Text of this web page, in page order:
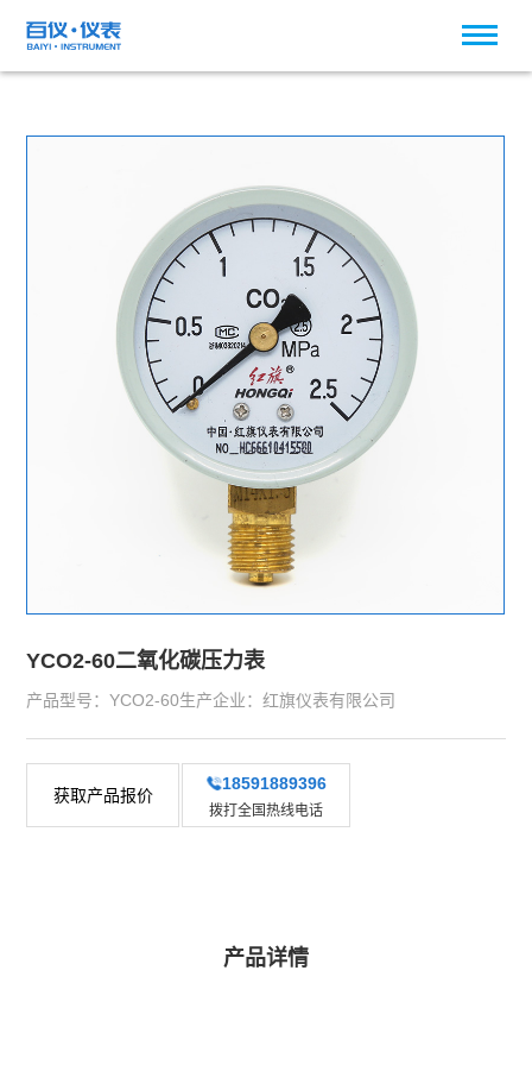
YCO2-60二氧化碳压力表
产品型号：YCO2-60生产企业：红旗仪表有限公司
获取产品报价
18591889396
拨打全国热线电话
产品详情